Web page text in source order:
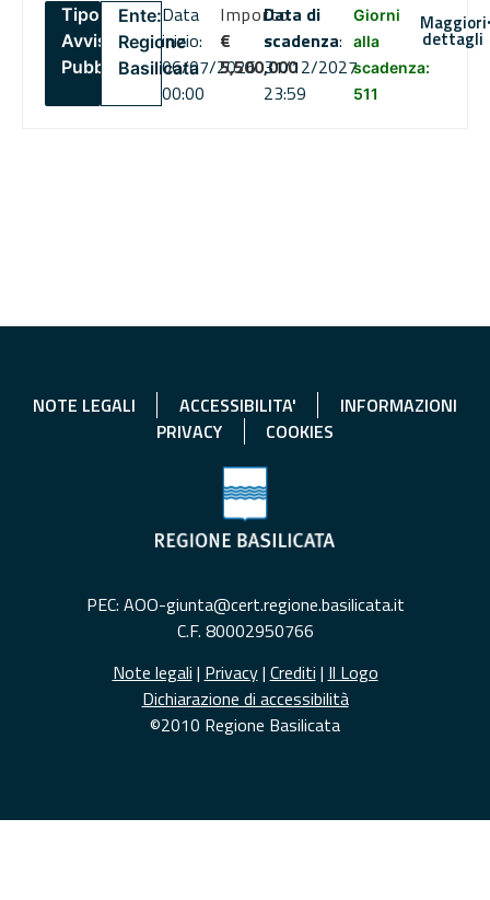
Tipo:
Avviso
Pubblico
Ente:
Regione
Basilicata
Data
inizio:
06/07/2026
00:00
Importo
€
5,500,000
Data di
scadenza:
31/12/2027
23:59
Giorni
alla
scadenza:
511
Maggiori
dettagli
NOTE LEGALI ACCESSIBILITA'
INFORMAZIONI
PRIVACY
COOKIES
PEC: AOO-giunta@cert.regione.basilicata.it
C.F. 80002950766
Note legali | Privacy| Crediti | Il Logo
Dichiarazione di accessibilità
©2010 Regione Basilicata